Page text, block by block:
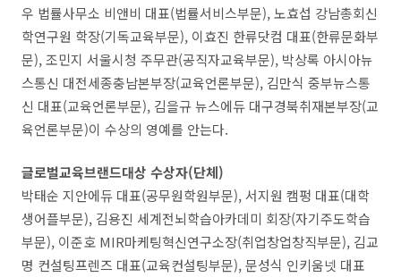
우 법률사무소 비앤비 대표(법률서비스부문), 노효섭 강남총회신
학연구원 학장(기독교육부문), 이효진 한류닷컴 대표(한류문화부
문), 조민지 서울시청 주무관(공직자교육부문), 박상록 아시아뉴
스통신 대전세종충남본부장(교육언론부문), 김만식 중부뉴스통
신 대표(교육언론부문), 김을규 뉴스에듀 대구경북취재본부장(교
육언론부문)이 수상의 영예를 안는다.
글로벌교육브랜드대상 수상자(단체)
박태순 지안에듀 대표(공무원학원부문), 서지원 캠펑 대표(대학
생어플부문), 김용진 세계전뇌학습아카데미 회장(자기주도학습
부문), 이준호 MIR마케팅혁신연구소장(취업창업창직부문), 김교
명 컨설팅프렌즈 대표(교육컨설팅부문), 문성식 인키움넷 대표